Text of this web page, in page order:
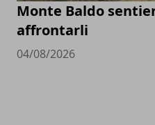
Monte Baldo
affrontarli
04/08/2026